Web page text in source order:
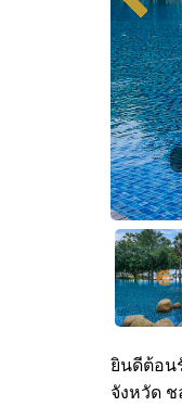
ยินดีต้อน
จังหวัด ช